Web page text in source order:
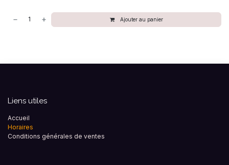
Ajouter au panier
Liens utiles
Accueil
Horaires
Conditions générales de ventes